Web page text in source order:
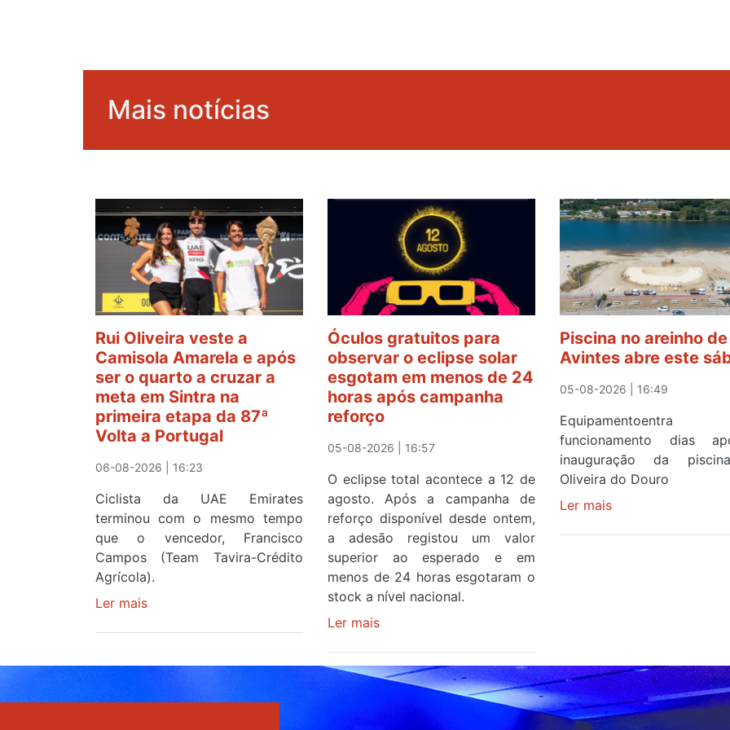
Mais notícias
Rui Oliveira veste a
Camisola Amarela e após
ser o quarto a cruzar a
meta em Sintra na
primeira etapa da 87ª
Volta a Portugal
06-08-2026 | 16:23
Ciclista da UAE Emirates
terminou com o mesmo tempo
que o vencedor, Francisco
Campos (Team Tavira-Crédito
Agrícola).
Ler mais
veste
Camisola
Óculos gratuitos para
observar o eclipse solar
esgotam em menos de 24
horas após campanha
reforço
05-08-2026 | 16:57
O eclipse total acontece a 12 de
agosto. Após a campanha de
reforço disponível desde ontem,
a adesão registou um valor
superior ao esperado e em
menos de 24 horas esgotaram o
stock a nível nacional.
Ler maissobre
gratuitos
para
Piscina no areinho de
Avintes abre este
05-08-2026 | 16:49
funcionamento dias
inauguração da
Oliveira do Douro
Ler maissobre
sábado